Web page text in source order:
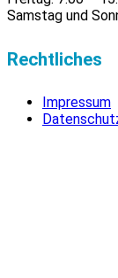
Samstag und
Rechtliches
Impressum